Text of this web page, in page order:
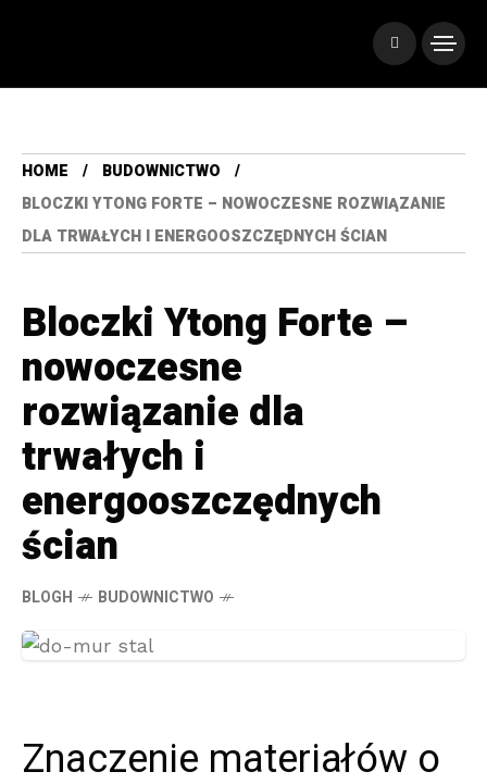
HOME
BUDOWNICTWO
BLOCZKI YTONG FORTE – NOWOCZESNE ROZWIĄZANIE
DLA TRWAŁYCH I ENERGOOSZCZĘDNYCH ŚCIAN
Bloczki Ytong Forte –
nowoczesne
rozwiązanie dla
trwałych i
energooszczędnych
ścian
BLOGH BUDOWNICTWO
Znaczenie materiałów o